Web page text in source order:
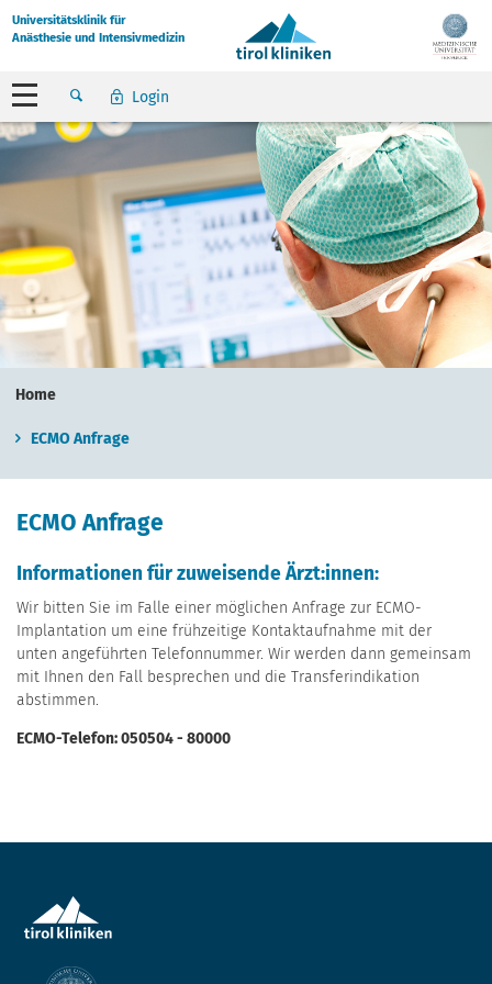
Universitätsklinik für
Anästhesie und Intensivmedizin
Login
Home
ECMO Anfrage
ECMO Anfrage
Informationen für zuweisende Ärzt:innen:
Wir bitten Sie im Falle einer möglichen Anfrage zur ECMO-
Implantation um eine frühzeitige Kontaktaufnahme mit der
unten angeführten Telefonnummer. Wir werden dann gemeinsam
mit Ihnen den Fall besprechen und die Transferindikation
abstimmen.
ECMO-Telefon: 050504 - 80000